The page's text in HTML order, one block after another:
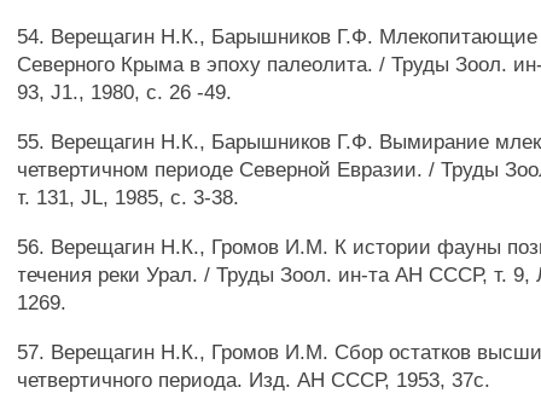
54. Верещагин Н.К., Барышников Г.Ф. Млекопитающие
Северного Крыма в эпоху палеолита. / Труды Зоол.
93, J1., 1980, с. 26 -49.
55. Верещагин Н.К., Барышников Г.Ф. Вымирание
четвертичном периоде Северной Евразии. / Труды
т. 131, JL, 1985, с. 3-38.
56. Верещагин Н.К., Громов И.М. К истории фауны
течения реки Урал. / Труды Зоол. ин-та АН СССР, т. 9,
1269.
57. Верещагин Н.К., Громов И.М. Сбор остатков
четвертичного периода. Изд. АН СССР, 1953, 37с.